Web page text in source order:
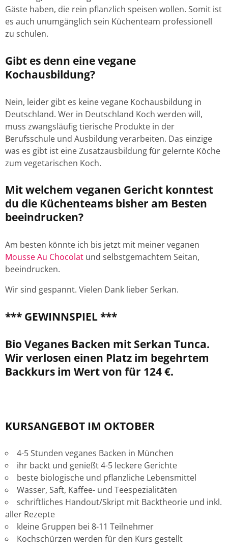
Gäste haben, die rein pflanzlich speisen wollen. Somit ist
es auch unumgänglich sein Küchenteam professionell
zu schulen.
Gibt es denn eine vegane
Kochausbildung?
Nein, leider gibt es keine vegane Kochausbildung in
Deutschland. Wer in Deutschland Koch werden will,
muss zwangsläufig tierische Produkte in der
Berufsschule und Ausbildung verarbeiten. Das einzige
was es gibt ist eine Zusatzausbildung für gelernte Köche
zum vegetarischen Koch.
Mit welchem veganen Gericht konntest
du die Küchenteams bisher am Besten
beeindrucken?
Am besten könnte ich bis jetzt mit meiner veganen
Mousse Au Chocolat und selbstgemachtem Seitan,
beeindrucken.
Wir sind gespannt. Vielen Dank lieber Serkan.
*** GEWINNSPIEL ***
Bio Veganes Backen mit Serkan Tunca.
Wir verlosen einen Platz im begehrtem
Backkurs im Wert von für 124 €.
KURSANGEBOT IM OKTOBER
4-5 Stunden veganes Backen in München
ihr backt und genießt 4-5 leckere Gerichte
beste biologische und pflanzliche Lebensmittel
Wasser, Saft, Kaffee- und Teespezialitäten
schriftliches Handout/Skript mit Backtheorie und inkl.
aller Rezepte
kleine Gruppen bei 8-11 Teilnehmer
Kochschürzen werden für den Kurs gestellt